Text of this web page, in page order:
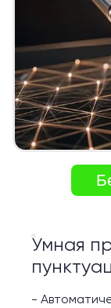
Умная
-